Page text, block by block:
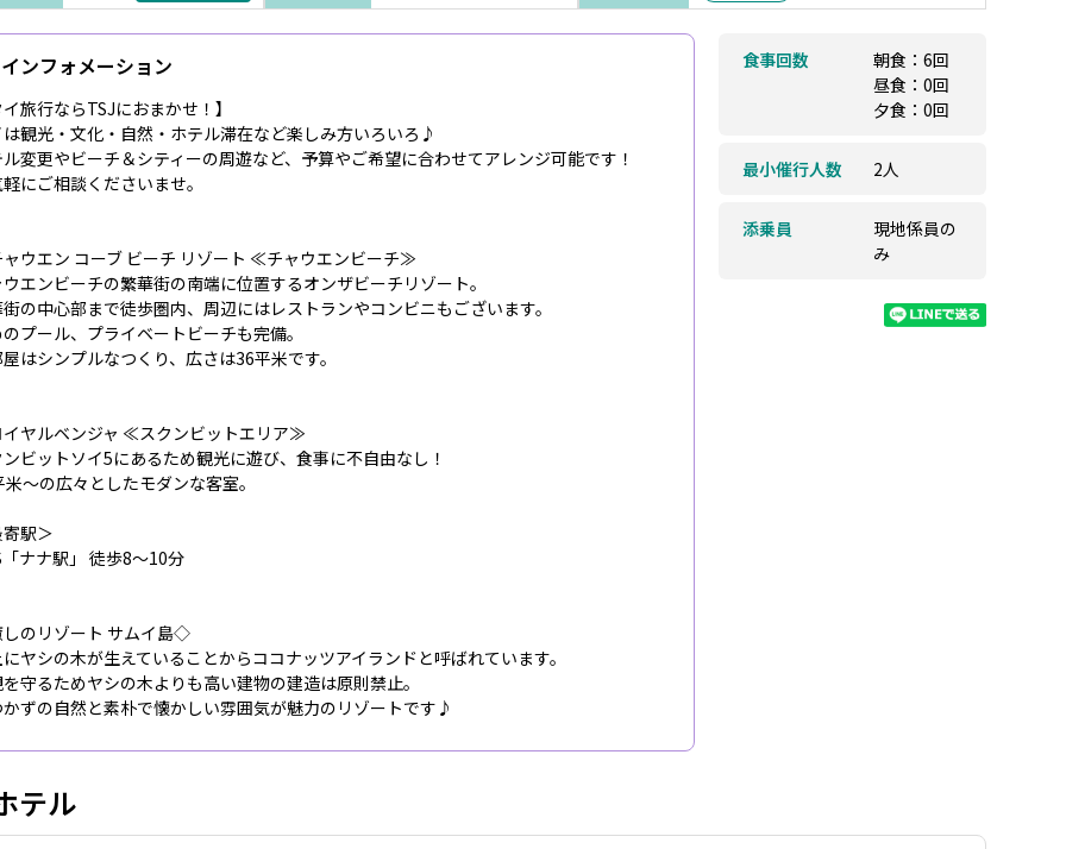
インフォメーション
旅行ならTSJにおまかせ！】
観光・文化・自然・ホテル滞在など楽しみ方いろいろ♪
変更やビーチ＆シティーの周遊など、予算やご希望に合わせてアレンジ可能です！
にご相談くださいませ。
ウエン コーブ ビーチ リゾート ≪チャウエンビーチ≫
エンビーチの繁華街の南端に位置するオンザビーチリゾート。
の中心部まで徒歩圏内、周辺にはレストランやコンビニもございます。
プール、プライベートビーチも完備。
はシンプルなつくり、広さは36平米です。
ヤルベンジャ ≪スクンビットエリア≫
ビットソイ5にあるため観光に遊び、食事に不自由なし！
～の広々としたモダンな客室。
駅＞
ナナ駅」 徒歩8～10分
のリゾート サムイ島◇
ヤシの木が生えていることからココナッツアイランドと呼ばれています。
守るためヤシの木よりも高い建物の建造は原則禁止。
ずの自然と素朴で懐かしい雰囲気が魅力のリゾートです♪
食事回数
朝食：6回
昼食：0回
夕食：0回
最小催行人数 2人
添乗員
現地係員の
み
テル